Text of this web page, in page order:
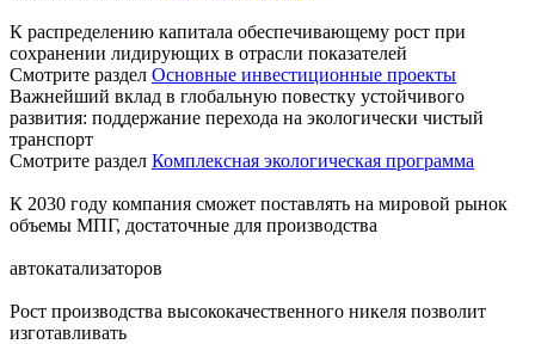
К распределению капитала обеспечивающему рост при
сохранении лидирующих в отрасли показателей
Смотрите раздел Основные инвестиционные проекты
Важнейший вклад в глобальную повестку устойчивого
развития: поддержание перехода на экологически чистый
транспорт
Смотрите раздел Комплексная экологическая программа
К 2030 году компания сможет поставлять на мировой рынок
объемы МПГ, достаточные для производства
автокатализаторов
Рост производства высококачественного никеля позволит
изготавливать